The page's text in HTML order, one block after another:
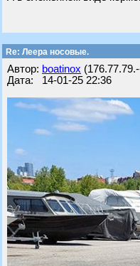
Re: Леера носовые.
Автор: boatinox
Дата: 14-01-25 22:36